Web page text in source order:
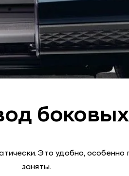
Это удобно, особенно
заняты.